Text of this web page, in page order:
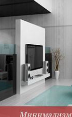
Минимализм